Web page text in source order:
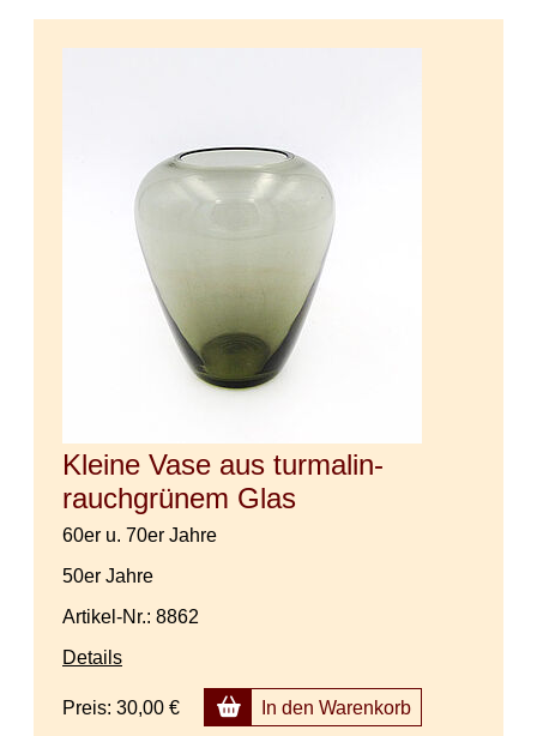
Kleine Vase aus turmalin-
rauchgrünem Glas
60er u. 70er Jahre
50er Jahre
Artikel-Nr.: 8862
Details
Preis: 30,00 € In den Warenkorb